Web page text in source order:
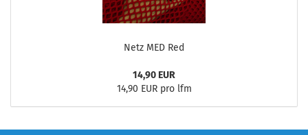
Netz MED Red
14,90 EUR
14,90 EUR pro lfm